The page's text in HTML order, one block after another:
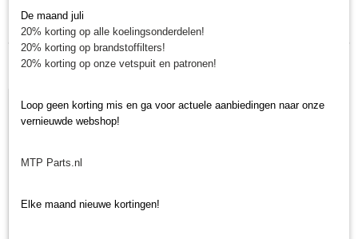
Laatst toegevoegd
De maand juli
20% korting op alle koelingsonderdelen!
20% korting op brandstoffilters!
20% korting op onze vetspuit en patronen!
Loop geen korting mis en ga voor actuele aanbiedingen naar onze
vernieuwde webshop!
MTP Parts.nl
Elke maand nieuwe kortingen!